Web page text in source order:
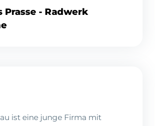
Prasse - Radwerk
ist eine junge Firma mit